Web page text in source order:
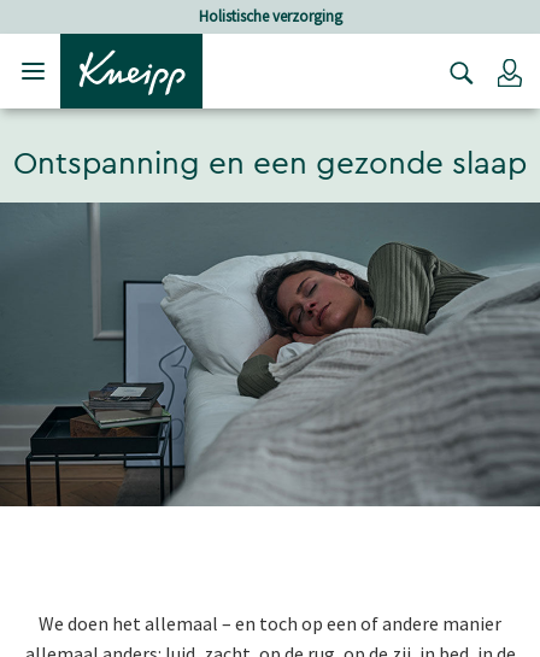
Verder gaan naar hoofdinhoud.
Verder gaan naar de footerHolistische verzorging
Ontspanning en een gezonde slaap
We doen het allemaal – en toch op een of andere manier